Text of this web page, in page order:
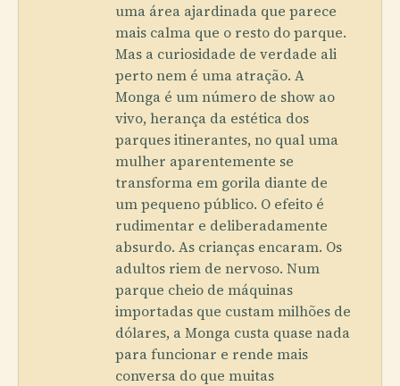
uma área ajardinada que parece
mais calma que o resto do parque.
Mas a curiosidade de verdade ali
perto nem é uma atração. A
Monga é um número de show ao
vivo, herança da estética dos
parques itinerantes, no qual uma
mulher aparentemente se
transforma em gorila diante de
um pequeno público. O efeito é
rudimentar e deliberadamente
absurdo. As crianças encaram. Os
adultos riem de nervoso. Num
parque cheio de máquinas
importadas que custam milhões de
dólares, a Monga custa quase nada
para funcionar e rende mais
conversa do que muitas